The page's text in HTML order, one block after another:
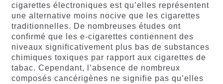
cigarettes électroniques est qu’elles représentent
une alternative moins nocive que les cigarettes
traditionnelles. De nombreuses études ont
confirmé que les e-cigarettes contiennent des
niveaux significativement plus bas de substances
chimiques toxiques par rapport aux cigarettes de
tabac. Cependant, l’absence de nombreux
composés cancérigènes ne signifie pas qu’elles